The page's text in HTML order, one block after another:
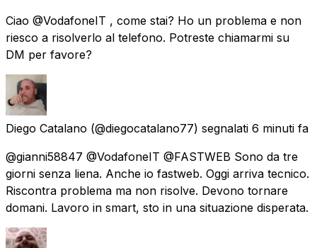
Ciao @VodafoneIT , come stai? Ho un problema e non
riesco a risolverlo al telefono. Potreste chiamarmi su
DM per favore?
Diego Catalano (@diegocatalano77) segnalati 6 minuti fa
@gianni58847 @VodafoneIT @FASTWEB Sono da tre
giorni senza liena. Anche io fastweb. Oggi arriva tecnico.
Riscontra problema ma non risolve. Devono tornare
domani. Lavoro in smart, sto in una situazione disperata.